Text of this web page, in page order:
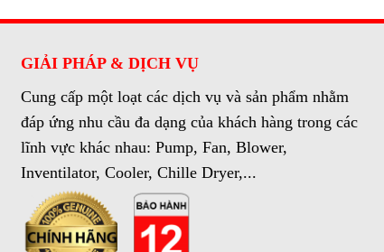
GIẢI PHÁP & DỊCH VỤ
Cung cấp một loạt các dịch vụ và sản phẩm nhằm
đáp ứng nhu cầu đa dạng của khách hàng trong các
lĩnh vực khác nhau: Pump, Fan, Blower,
Inventilator, Cooler, Chille Dryer,...